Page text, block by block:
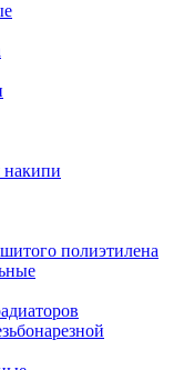
накипи
полиэтилена